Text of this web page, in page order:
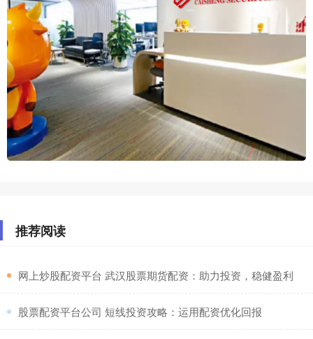
推荐阅读
​网上炒股配资平台 武汉股票期货配资：助力投资，稳健盈利
​股票配资平台公司 短线投资攻略：运用配资优化回报